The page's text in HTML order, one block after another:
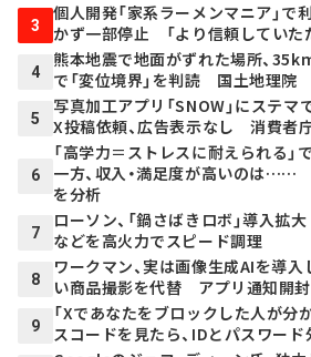
3
個人開発「家系ラーメンマニア」
かず一部停止 「より信頼していた
4
熊本地震で地面がずれた場所、
で「変位境界」を判読 国土地理院
5
写真加工アプリ「SNOW」にステ
X投稿依頼、広告表示なし 消費者
6
「高学力＝ストレスに耐えられる
一方、収入・満足度が高いのは……
を分析
7
ローソン、「鍋さばきロボ」導入拡
などを高火力でスピード調理
8
ワークマン、実は画像生成AIを導
い商品撮影を代替 アプリ通知開
9
「Xであなたをブロックした人が
スコードを見たら、IDとパスワード